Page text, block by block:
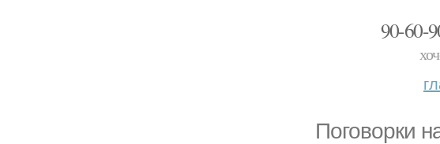
90-
Поговорки